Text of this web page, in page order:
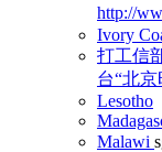
http://
Ivory
打工信
台“北
Lesotho
Malawi